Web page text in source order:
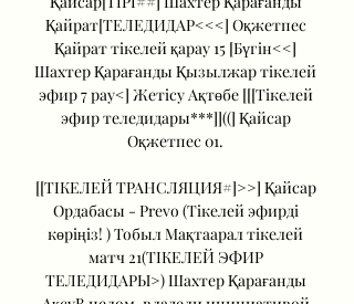
Қайрат[ТЕЛЕДИДАР<<<] Оқжетпес
Қайрат тікелей қарау 15 [Бүгін<<]
Шахтер Қарағанды Қызылжар тікелей
эфир 7 рау<] Жетісу Ақтөбе [[[Тікелей
эфир теледидары***]]((] Қайсар
Оқжетпес 01.
[[ТІКЕЛЕЙ ТРАНСЛЯЦИЯ#]>>] Қайсар
Ордабасы - Prevo (Тікелей эфирді
көріңіз! ) Тобыл Мақтаарал тікелей
матч 21(ТІКЕЛЕЙ ЭФИР
ТЕЛЕДИДАРЫ>) Шахтер Қарағанды